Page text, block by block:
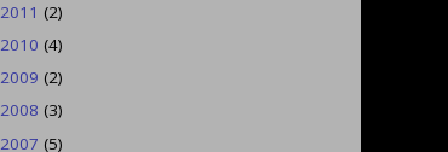
2011 (2)
2010 (4)
2009 (2)
2008 (3)
2007 (5)